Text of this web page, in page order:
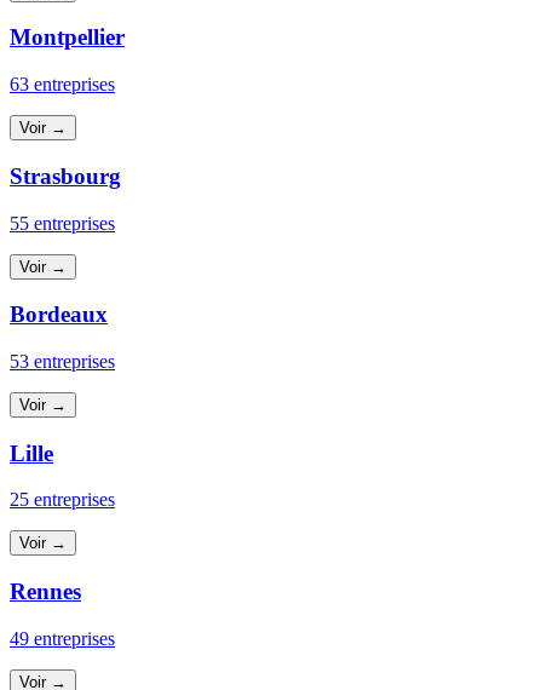
Montpellier
63 entreprises
Voir →
Strasbourg
55 entreprises
Voir →
Bordeaux
53 entreprises
Voir →
Lille
25 entreprises
Voir →
Rennes
49 entreprises
Voir →